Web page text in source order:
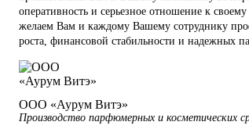
оперативность и серьезное отношение к
желаем Вам и каждому Вашему сотруднику
роста, финансовой стабильности и надежных
ООО «Аурум Витэ»
Производство парфюмерных и косметических